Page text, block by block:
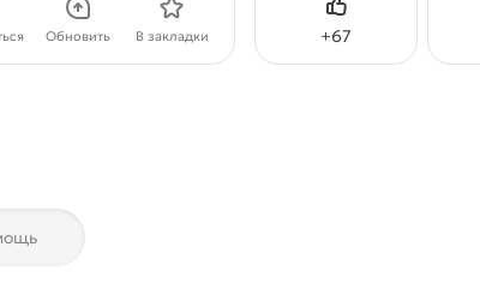
+67
Нравится
Обновить В закладки